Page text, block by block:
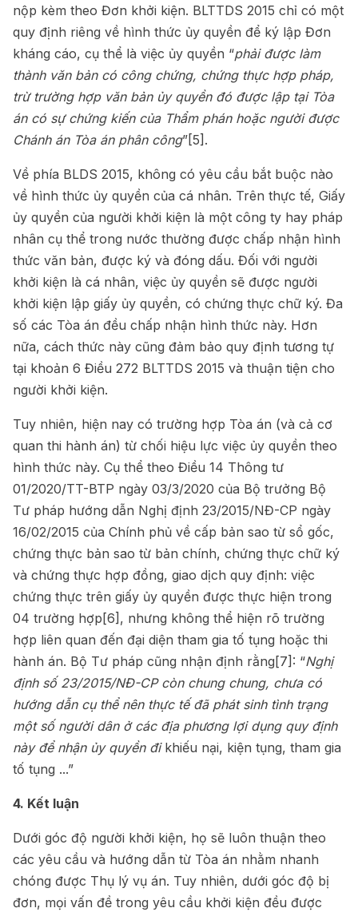
nộp kèm theo Đơn khởi kiện. BLTTDS 2015 chỉ có một
quy định riêng về hình thức ủy quyền để ký lập Đơn
kháng cáo, cụ thể là việc ủy quyền “phải được làm
thành văn bản có công chứng, chứng thực hợp pháp,
trừ trường hợp văn bản ủy quyền đó được lập tại Tòa
án có sự chứng kiến của Thẩm phán hoặc người được
Chánh án Tòa án phân công”[5] .
Về phía BLDS 2015, không có yêu cầu bắt buộc nào
về hình thức ủy quyền của cá nhân. Trên thực tế, Giấy
ủy quyền của người khởi kiện là một công ty hay pháp
nhân cụ thể trong nước thường được chấp nhận hình
thức văn bản, được ký và đóng dấu. Đối với người
khởi kiện là cá nhân, việc ủy quyền sẽ được người
khởi kiện lập giấy ủy quyền, có chứng thực chữ ký. Đa
số các Tòa án đều chấp nhận hình thức này. Hơn
nữa, cách thức này cũng đảm bảo quy định tương tự
tại khoản 6 Điều 272 BLTTDS 2015 và thuận tiện cho
người khởi kiện.
Tuy nhiên, hiện nay có trường hợp Tòa án (và cả cơ
quan thi hành án) từ chối hiệu lực việc ủy quyền theo
hình thức này. Cụ thể theo Điều 14 Thông tư
01/2020/TT-BTP ngày 03/3/2020 của Bộ trưởng Bộ
Tư pháp hướng dẫn Nghị định 23/2015/NĐ-CP ngày
16/02/2015 của Chính phủ về cấp bản sao từ sổ gốc,
chứng thực bản sao từ bản chính, chứng thực chữ ký
và chứng thực hợp đồng, giao dịch quy định: việc
chứng thực trên giấy ủy quyền được thực hiện trong
04 trường hợp [6] , nhưng không thể hiện rõ trường
hợp liên quan đến đại diện tham gia tố tụng hoặc thi
hành án. Bộ Tư pháp cũng nhận định rằng [7] : “Nghị
định số 23/2015/NĐ-CP còn chung chung, chưa có
hướng dẫn cụ thể nên thực tế đã phát sinh tình trạng
một số người dân ở các địa phương lợi dụng quy định
này để nhận ủy quyền đi khiếu nại, kiện tụng, tham gia
tố tụng ...”
4. Kết luận
Dưới góc độ người khởi kiện, họ sẽ luôn thuận theo
các yêu cầu và hướng dẫn từ Tòa án nhằm nhanh
chóng được Thụ lý vụ án. Tuy nhiên, dưới góc độ bị
đơn, mọi vấn đề trong yêu cầu khởi kiện đều được